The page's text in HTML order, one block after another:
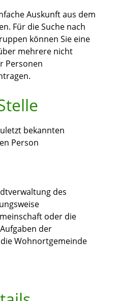
Auskunft aus dem
Für die Suche nach
können Sie eine
mehrere nicht
Personen
bekannten
Person
des
oder die
der
Wohnortgemeinde